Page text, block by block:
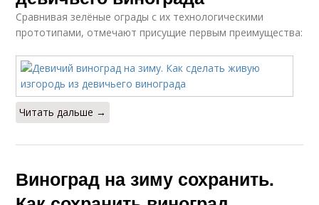
Сравнивая зелёные ограды с их технологическими
прототипами, отмечают присущие первым преимущества:
Читать дальше →
Виноград на зиму сохранить.